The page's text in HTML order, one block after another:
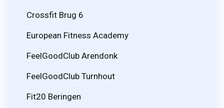
Crossfit Brug 6
European Fitness Academy
FeelGoodClub Arendonk
FeelGoodClub Turnhout
Fit20 Beringen